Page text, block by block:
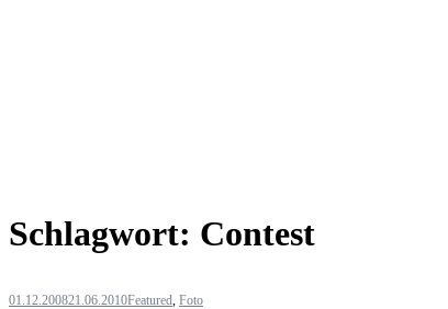
Schlagwort: Contest
01.12.200821.06.2010Featured, Foto